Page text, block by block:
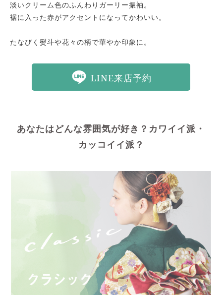
淡いクリーム色のふんわりガーリー振袖。
裾に入った赤がアクセントになってかわいい。
たなびく熨斗や花々の柄で華やか印象に。
LINE来店予約
あなたはどんな雰囲気が好き？カワイイ派・
カッコイイ派？